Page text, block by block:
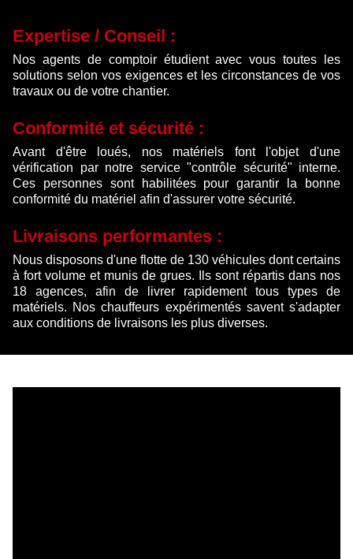
Expertise / Conseil :
Nos agents de comptoir étudient avec vous toutes les
solutions selon vos exigences et les circonstances de vos
travaux ou de votre chantier.
Conformité et sécurité :
Avant d'être loués, nos matériels font l'objet d'une
vérification par notre service "contrôle sécurité" interne.
Ces personnes sont habilitées pour garantir la bonne
conformité du matériel afin d'assurer votre sécurité.
Livraisons performantes :
Nous disposons d'une flotte de 130 véhicules dont certains
à fort volume et munis de grues. Ils sont répartis dans nos
18 agences, afin de livrer rapidement tous types de
matériels. Nos chauffeurs expérimentés savent s'adapter
aux conditions de livraisons les plus diverses.